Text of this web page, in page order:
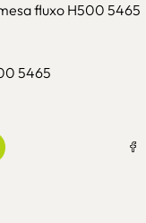
fluxo H500 5465
5465